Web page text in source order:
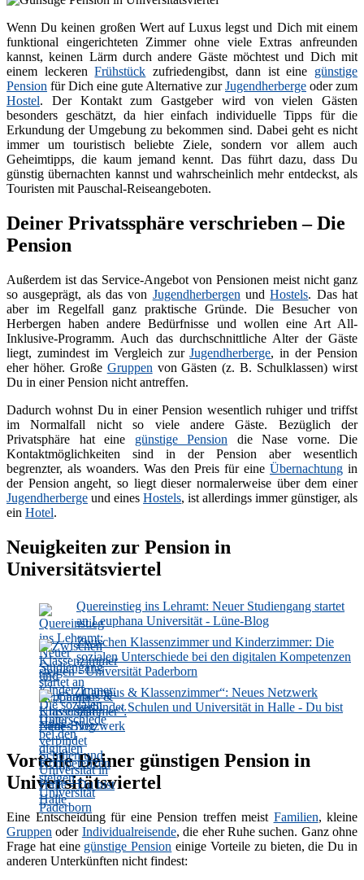
Wenn Du keinen großen Wert auf Luxus legst und Dich mit einem
funktional eingerichteten Zimmer ohne viele Extras anfreunden
kannst, keinen Lärm durch andere Gäste möchtest und Dich mit
einem leckerenFrühstück zufriedengibst, dann ist eine günstige
Pension für Dich eine gute Alternative zurJugendherberge oder zum
Hostel. Der Kontakt zum Gastgeber wird von vielen Gästen
besonders geschätzt, da hier einfach individuelle Tipps für die
Erkundung der Umgebung zu bekommen sind. Dabei geht es nicht
immer um touristisch beliebte Ziele, sondern vor allem auch
Geheimtipps, die kaum jemand kennt. Das führt dazu, dass Du
günstig übernachten kannst und wahrscheinlich mehr entdeckst, als
Touristen mit Pauschal-Reiseangeboten.
Deiner Privatssphäre verschrieben – Die
Pension
Außerdem ist das Service-Angebot von Pensionen meist nicht ganz
so ausgeprägt, als das von Jugendherbergen undHostels. Das hat
aber im Regelfall ganz praktische Gründe. Die Besucher von
Herbergen haben andere Bedürfnisse und wollen eine Art All-
Inklusive-Programm. Auch das durchschnittliche Alter der Gäste
liegt, zumindest im Vergleich zurJugendherberge, in der Pension
eher höher. Große Gruppen von Gästen (z. B. Schulklassen) wirst
Du in einer Pension nicht antreffen.
Dadurch wohnst Du in einer Pension wesentlich ruhiger und triffst
im Normalfall nicht so viele andere Gäste. Bezüglich der
Privatsphäre hat eine günstige Pension die Nase vorne. Die
Kontaktmöglichkeiten sind in der Pension aber wesentlich
begrenzter, als woanders. Was den Preis für eine Übernachtung in
der Pension angeht, so liegt dieser normalerweise über dem einer
Jugendherberge und eines Hostels, ist allerdings immer günstiger, als
ein Hotel.
Neuigkeiten zur Pension in
Universitätsviertel
Quereinstieg ins Lehramt: Neuer Studiengang startet
an Leuphana Universität - Lüne-Blog
Zwischen Klassenzimmer und Kinderzimmer: Die
sozialen Unterschiede bei den digitalen Kompetenzen
steigen - Universität Paderborn
„Campus & Klassenzimmer“: Neues Netzwerk
verbindet Schulen und Universität in Halle - Du bist
Halle
Vorteile Deiner günstigen Pension in
Universitätsviertel
Eine Entscheidung für eine Pension treffen meist Familien, kleine
Gruppen oder Individualreisende, die eher Ruhe suchen. Ganz ohne
Frage hat eine günstige Pension einige Vorteile zu bieten, die Du in
anderen Unterkünften nicht findest: